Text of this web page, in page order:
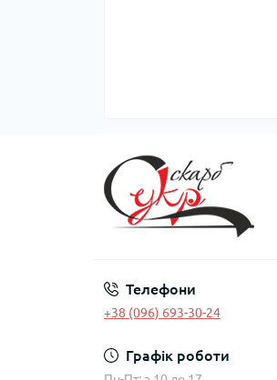
Телефони
+38 (096) 693-30-24
Графік роботи